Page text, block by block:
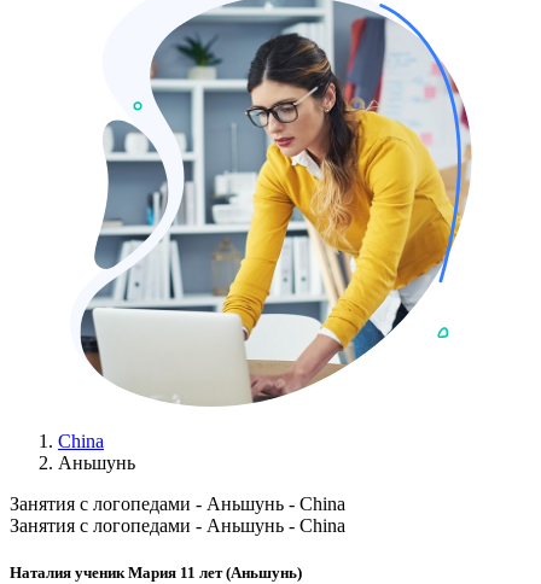
China
Аньшунь
Занятия с логопедами - Аньшунь - China
Занятия с логопедами - Аньшунь - China
Наталия ученик Мария 11 лет (Аньшунь)